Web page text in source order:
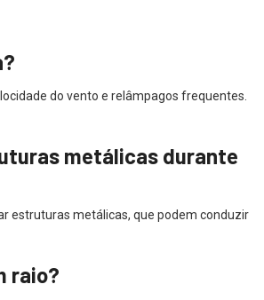
do vento e relâmpagos frequentes.
metálicas durante
estruturas metálicas, que podem conduzir
raio?